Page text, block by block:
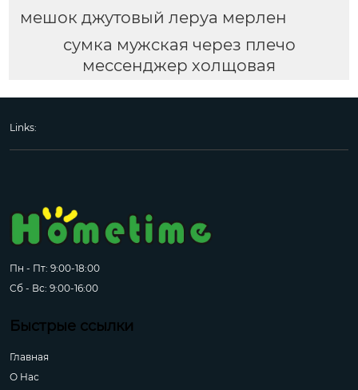
мешок джутовый леруа мерлен
сумка мужская через плечо
мессенджер холщовая
Links:
Пн - Пт: 9:00-18:00
Сб - Вс: 9:00-16:00
Быстрые ссылки
Главная
О Hас